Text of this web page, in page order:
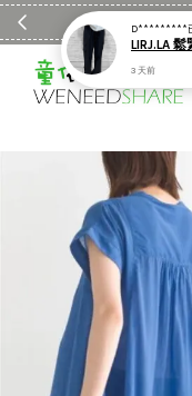
滿$1990送日
您的購
D*********
LIRJ.LA
3 天前